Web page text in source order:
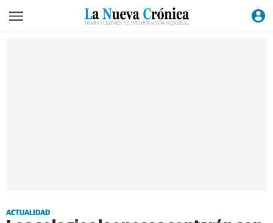
ACTUALIDAD